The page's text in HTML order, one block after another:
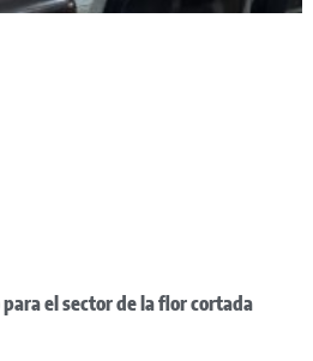
el sector de la flor cortada